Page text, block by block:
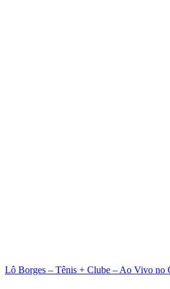
Lô Borges – Tênis + Clube – Ao Vivo